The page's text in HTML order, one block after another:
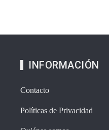
INFORMACIÓN
Contacto
Políticas de Privacidad